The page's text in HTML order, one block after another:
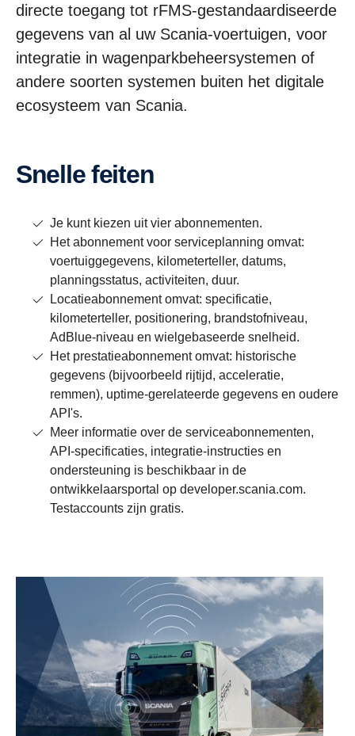
directe toegang tot rFMS-gestandaardiseerde
gegevens van al uw Scania-voertuigen, voor
integratie in wagenparkbeheersystemen of
andere soorten systemen buiten het digitale
ecosysteem van Scania.
Snelle feiten
Je kunt kiezen uit vier abonnementen.
Het abonnement voor serviceplanning omvat:
voertuiggegevens, kilometerteller, datums,
planningsstatus, activiteiten, duur.
Locatieabonnement omvat: specificatie,
kilometerteller, positionering, brandstofniveau,
AdBlue-niveau en wielgebaseerde snelheid.
Het prestatieabonnement omvat: historische
gegevens (bijvoorbeeld rijtijd, acceleratie,
remmen), uptime-gerelateerde gegevens en oudere
API's.
Meer informatie over de serviceabonnementen,
API-specificaties, integratie-instructies en
ondersteuning is beschikbaar in de
ontwikkelaarsportal op developer.scania.com.
Testaccounts zijn gratis.